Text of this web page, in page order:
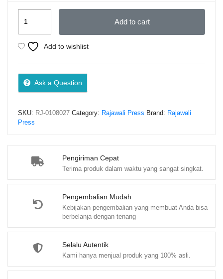
Pengiriman Cepat
Terima produk dalam waktu yang sangat singkat.
Pengembalian Mudah
Kebijakan pengembalian yang membuat Anda bisa
berbelanja dengan tenang
Selalu Autentik
Kami hanya menjual produk yang 100% asli.
Pembelajaran
Sosiologi
Dr.
Erianjoni,
quantity
Add to cart
Add to wishlist
Ask a Question
SKU: RJ-0108027 Category: Rajawali Press Brand: Rajawali
Press